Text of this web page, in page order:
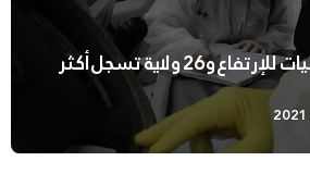
عودة الإصابات والوفيات للإرتفاع و26 ولاية تسجل أكثر